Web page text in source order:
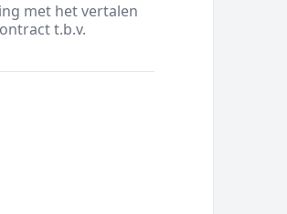
met het vertalen
t.b.v.